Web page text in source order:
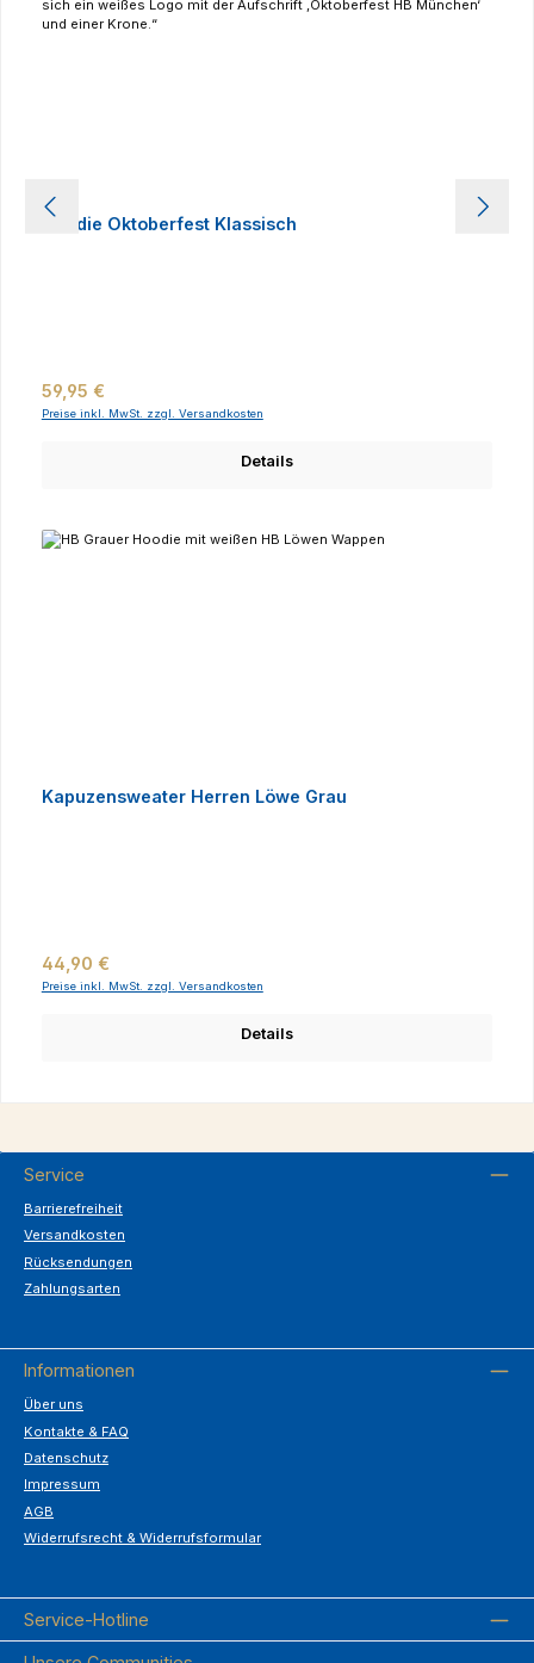
Hoodie Oktoberfest Klassisch
Regulärer Preis:
59,95 €
Preise inkl. MwSt. zzgl. Versandkosten
Details
Kapuzensweater Herren Löwe Grau
Regulärer Preis:
44,90 €
Preise inkl. MwSt. zzgl. Versandkosten
Details
Service
Barrierefreiheit
Versandkosten
Rücksendungen
Zahlungsarten
Informationen
Über uns
Kontakte & FAQ
Datenschutz
Impressum
AGB
Widerrufsrecht & Widerrufsformular
Service-Hotline